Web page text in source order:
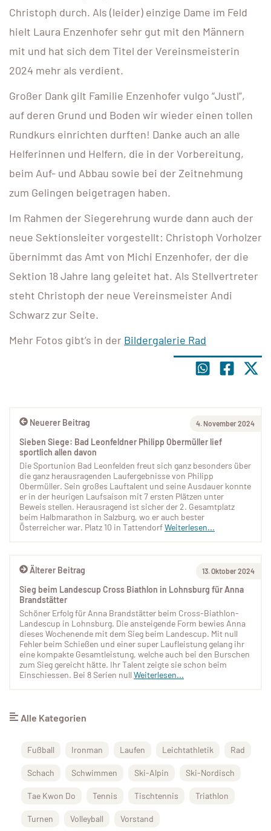
Christoph durch. Als (leider) einzige Dame im Feld
hielt Laura Enzenhofer sehr gut mit den Männern
mit und hat sich dem Titel der Vereinsmeisterin
2024 mehr als verdient.
Großer Dank gilt Familie Enzenhofer vulgo “Justl”,
auf deren Grund und Boden wir wieder einen tollen
Rundkurs einrichten durften! Danke auch an alle
Helferinnen und Helfern, die in der Vorbereitung,
beim Auf- und Abbau sowie bei der Zeitnehmung
zum Gelingen beigetragen haben.
Im Rahmen der Siegerehrung wurde dann auch der
neue Sektionsleiter vorgestellt: Christoph Vorholzer
übernimmt das Amt von Michi Enzenhofer, der die
Sektion 18 Jahre lang geleitet hat. Als Stellvertreter
steht Christoph der neue Vereinsmeister Andi
Schwarz zur Seite.
Mehr Fotos gibt’s in der Bildergalerie Rad
Älterer Beitrag 13. Oktober 2024
Sieg beim Landescup Cross Biathlon in Lohnsburg für Anna
Brandstätter
Schöner Erfolg für Anna Brandstätter beim Cross-Biathlon-
Landescup in Lohnsburg. Die ansteigende Form bewies Anna
dieses Wochenende mit dem Sieg beim Landescup. Mit null
Fehler beim Schießen und einer super Laufleistung gelang ihr
eine kompakte Gesamtleistung, welche auch bei den Burschen
zum Sieg gereicht hätte. Ihr Talent zeigte sie schon beim
Einschiessen. Bei 8 Serien null Weiterlesen...
Neuerer Beitrag 4. November 2024
Sieben Siege: Bad Leonfeldner Philipp Obermüller lief
sportlich allen davon
Die Sportunion Bad Leonfelden freut sich ganz besonders über
die ganz herausragenden Laufergebnisse von Philipp
Obermüller. Sein großes Lauftalent und seine Ausdauer konnte
er in der heurigen Laufsaison mit 7 ersten Plätzen unter
Beweis stellen. Herausragend ist sicher der 2. Gesamtplatz
beim Halbmarathon in Salzburg, wo er auch bester
Österreicher war. Platz 10 in TattendorfWeiterlesen...
Alle Kategorien
Fußball Ironman Laufen Leichtathletik Rad
Schach Schwimmen Ski-Alpin Ski-Nordisch
Tae Kwon Do Tennis Tischtennis Triathlon
Turnen Volleyball Vorstand